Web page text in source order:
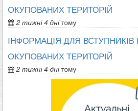
ОКУПОВАНИХ ТЕРИТОРІЙ
2 тижні 4 днітому
ІНФОРМАЦІЯ ДЛЯ
ОКУПОВАНИХ ТЕРИТОРІЙ
2 тижні 4 днітому